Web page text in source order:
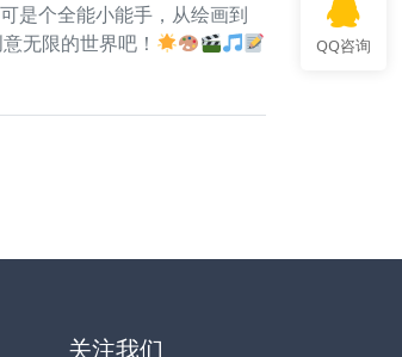
是个全能小能手，从绘画到
无限的世界吧！
关注我们
QQ咨询